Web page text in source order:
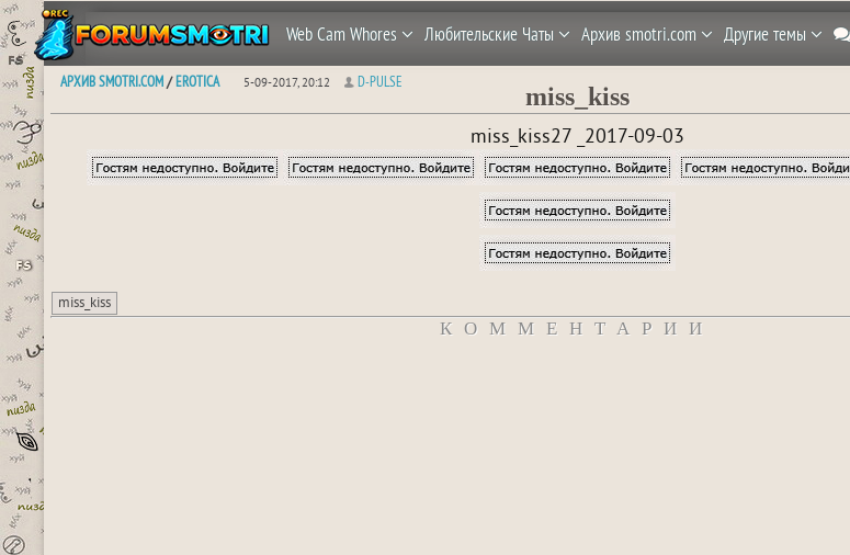
Web Cam Whores Любительские Чаты Архив smotri.com Другие темы
АРХИВ SMOTRI.COM/EROTICA 5-09-2017, 20:12 D-PULSE
miss_kiss
miss_kiss27 _2017-09-03
miss_kiss
КОММЕНТАРИИ